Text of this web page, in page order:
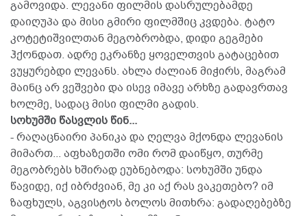
გამოვიდა. ლევანი ფილმის დასრულებამდე
დაიღუპა და მისი გმირი ფილმშიც კვდება. ტატო
კოტეტიშვილთან მეგობრობდა, დიდი გეგმები
ჰქონდათ. ადრე ეკრანზე ყოველთვის გატაცებით
ვუყურებდი ლევანს. ახლა ძალიან მიჭირს, მაგრამ
მაინც არ ვეშვები და ისევ იმავე არხზე გადავრთავ
ხოლმე, სადაც მისი ფილმი გადის.
სოხუმში წასვლის წინ...
- რაღაცნაირი პანიკა და ღელვა მქონდა ლევანის
მიმართ... აფხაზეთში ომი რომ დაიწყო, თურმე
მეგობრებს ხშირად ეუბნებოდა: სოხუმში უნდა
წავიდე, იქ იბრძვიან, მე კი აქ რას ვაკეთებო? იმ
ზაფხულს, აგვისტოს ბოლოს მითხრა: გადაღებებზე